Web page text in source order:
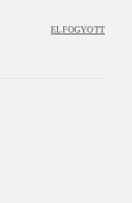
ELFOGYOTT